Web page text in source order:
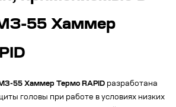
55 Хаммер
55 Хаммер Термо RAPID разработана
головы при работе в условиях низких